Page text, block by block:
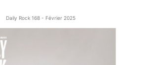
Daily Rock 168 - Février 2025